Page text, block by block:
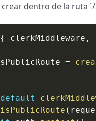
crear dentro de la ruta
{ clerkMiddleware ,
=
default
isPublicRoute (